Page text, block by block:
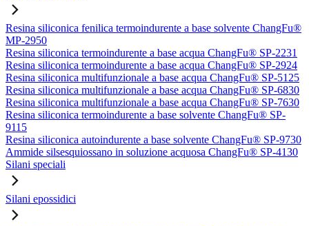
Resina siliconica fenilica termoindurente a base solvente ChangFu®
MP-2950
Resina siliconica termoindurente a base acqua ChangFu® SP-2231
Resina siliconica termoindurente a base acqua ChangFu® SP-2924
Resina siliconica multifunzionale a base acqua ChangFu® SP-5125
Resina siliconica multifunzionale a base acqua ChangFu® SP-6830
Resina siliconica multifunzionale a base acqua ChangFu® SP-7630
Resina siliconica termoindurente a base solvente ChangFu® SP-
9115
Resina siliconica autoindurente a base solvente ChangFu® SP-9730
Ammide silsesquiossano in soluzione acquosa ChangFu® SP-4130
Silani speciali
Silani epossidici